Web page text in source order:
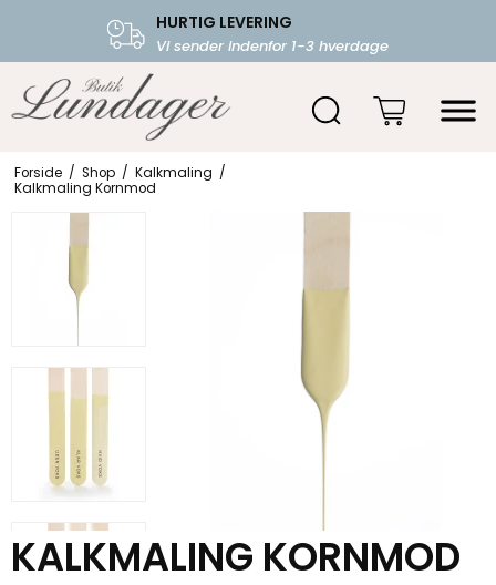
HURTIG LEVERING
Vi sender indenfor 1-3 hverdage
FRI FRAGT OVER 599.-
Starter fra 39,-
Forside / Shop / Kalkmaling /
Kalkmaling Kornmod
KALKMALING KORNMOD